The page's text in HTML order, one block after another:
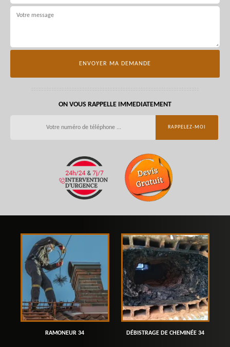
ON VOUS RAPPELLE IMMEDIATEMENT
RAMONEUR 34 DÉBISTRAGE DE CHEMINÉE 34